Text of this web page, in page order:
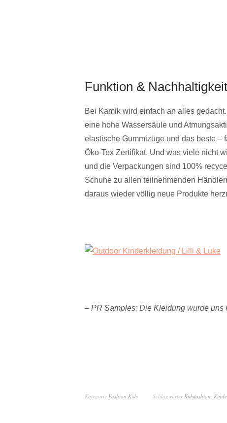
Funktion & Nachhaltigkeit
Bei Kamik wird einfach an alles
eine hohe Wassersäule und
elastische Gummizüge und das beste –
Öko-Tex Zertifikat. Und was viele nicht
und die Verpackungen sind 100%
Schuhe zu allen teilnehmenden
daraus wieder völlig neue Produkte
– PR Samples: Die Kleidung wurde uns
Kategorie Fashion Kids SchlagwörterKidsfashion,